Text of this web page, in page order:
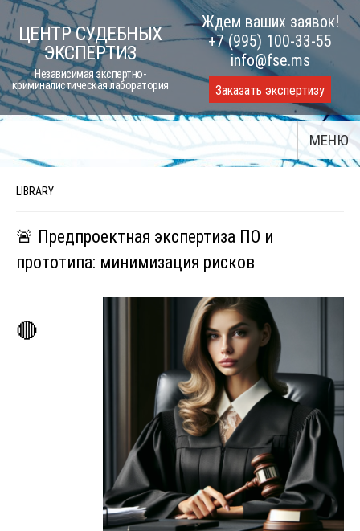
Skip
to
content
ЦЕНТР СУДЕБНЫХ
ЭКСПЕРТИЗ
Независимая экспертно-
криминалистическая лаборатория
Ждем ваших заявок!
+7 (995) 100-33-55
info@fse.ms
Заказать экспертизу
МЕНЮ
LIBRARY
🚨 Предпроектная экспертиза ПО и
прототипа: минимизация рисков
🔴